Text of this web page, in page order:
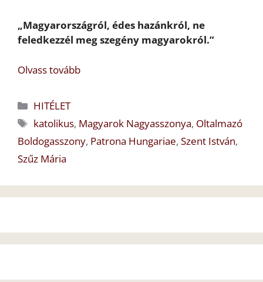
„Magyarországról, édes hazánkról, ne
feledkezzél meg szegény magyarokról.”
Olvass tovább
Kategória
HITÉLET
Címkék
katolikus, Magyarok Nagyasszonya, Oltalmazó
Boldogasszony, Patrona Hungariae, Szent István,
Szűz Mária